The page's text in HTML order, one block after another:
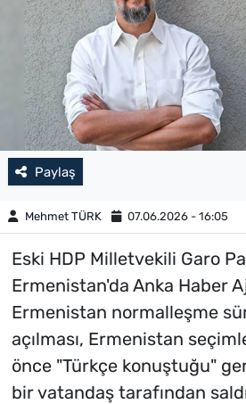
Paylaş
Mehmet TÜRK 07.06.2026 - 16:05
Eski HDP Milletvekili Garo
Ermenistan'da Anka Haber
Ermenistan normalleşme
açılması, Ermenistan
önce "Türkçe konuştuğu"
bir vatandaş tarafından